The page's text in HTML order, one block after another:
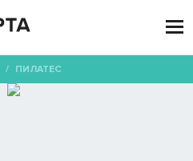

/ ПИЛАТЕС